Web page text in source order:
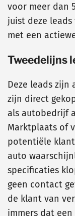
voor meer dan
juist deze
met een
Tweedelijns
Deze leads zijn
zijn direct
als autobedrijf
Marktplaats of
potentiële
auto
specificaties
geen contact
de klant van
immers dat